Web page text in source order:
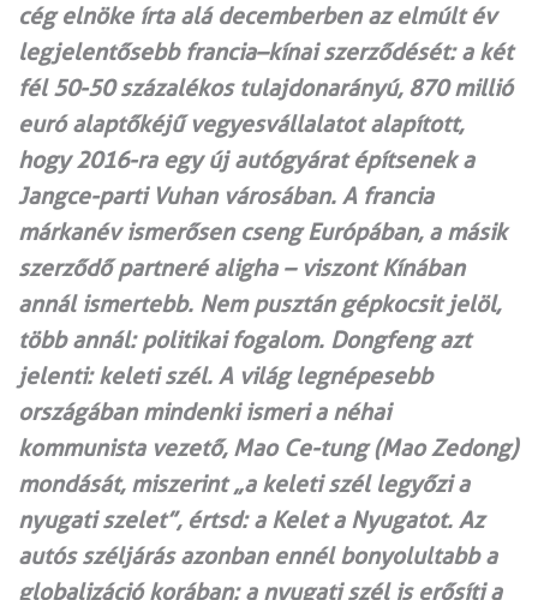
cég elnöke írta alá decemberben az elmúlt év
legjelentősebb francia–kínai szerződését: a két
fél 50-50 százalékos tulajdonarányú, 870 millió
euró alaptőkéjű vegyesvállalatot alapított,
hogy 2016-ra egy új autógyárat építsenek a
Jangce-parti Vuhan városában. A francia
márkanév ismerősen cseng Európában, a másik
szerződő partneré aligha – viszont Kínában
annál ismertebb. Nem pusztán gépkocsit jelöl,
több annál: politikai fogalom. Dongfeng azt
jelenti: keleti szél. A világ legnépesebb
országában mindenki ismeri a néhai
kommunista vezető, Mao Ce-tung (Mao Zedong)
mondását, miszerint „a keleti szél legyőzi a
nyugati szelet”, értsd: a Kelet a Nyugatot. Az
autós széljárás azonban ennél bonyolultabb a
globalizáció korában: a nyugati szél is erősíti a